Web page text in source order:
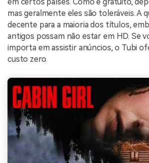
mas geralmente eles são toleráveis. A
decente para a maioria dos títulos,
antigos possam não estar em HD. Se
importa em assistir anúncios, o Tubi
custo zero.